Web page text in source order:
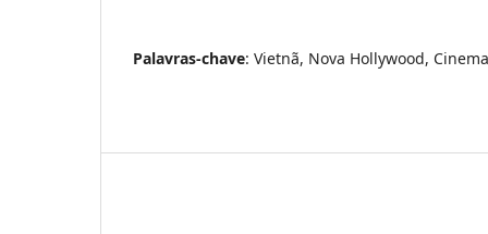
Palavras-chave: Vietnã, Nova Hollywood,